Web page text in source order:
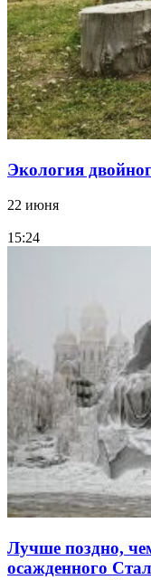
Экология
22 июня
15:24
Лучше поздно,
осажденного